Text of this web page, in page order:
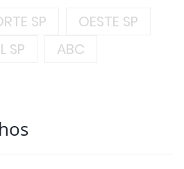
SP
OESTE SP
SP ABC